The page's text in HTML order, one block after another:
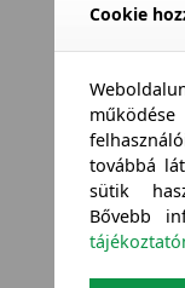
Cookie
továbbá
sütik
Bővebb